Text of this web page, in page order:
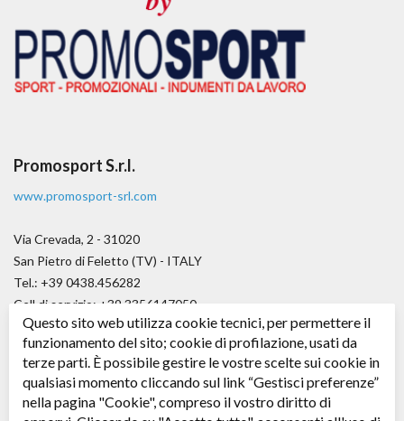
Promosport S.r.l.
www.promosport-srl.com
Via Crevada, 2 - 31020
San Pietro di Feletto (TV) - ITALY
Tel.: +39 0438.456282
Cell di servizio: +39.3356147050
Fax.: +39.0438.656979
E-mail:angelo@promosport-srl.com
Cap. soc. € 50.000,00 i.v.
C.F. / P. IVA: 04361530266 - R.E.A. TV: 343578
Questo sito web utilizza cookie tecnici, per permettere il
funzionamento del sito; cookie di profilazione, usati da
terze parti. È possibile gestire le vostre scelte sui cookie in
qualsiasi momento cliccando sul link “Gestisci preferenze”
nella pagina "Cookie", compreso il vostro diritto di